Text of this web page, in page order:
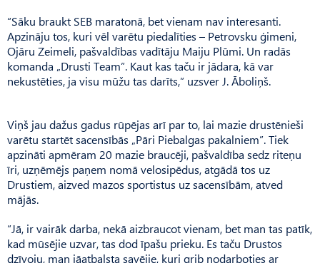
“Sāku braukt SEB maratonā, bet vienam nav interesanti.
Apzināju tos, kuri vēl varētu piedalīties – Petrovsku ģimeni,
Ojāru Zeimeli, pašvaldības vadītāju Maiju Plūmi. Un radās
komanda „Drusti Team”. Kaut kas taču ir jādara, kā var
nekustēties, ja visu mūžu tas darīts,” uzsver J. Āboliņš.
Viņš jau dažus gadus rūpējas arī par to, lai mazie drustēnieši
varētu startēt sacensībās „Pāri Piebalgas pakalniem”. Tiek
apzināti apmēram 20 mazie braucēji, pašvaldība sedz riteņu
īri, uzņēmējs paņem nomā velosipēdus, atgādā tos uz
Drustiem, aizved mazos sportistus uz sacensībām, atved
mājās.
“Jā, ir vairāk darba, nekā aizbraucot vienam, bet man tas patīk,
kad mūsējie uzvar, tas dod īpašu prieku. Es taču Drustos
dzīvoju, man jāatbalsta savējie, kuri grib nodarboties ar